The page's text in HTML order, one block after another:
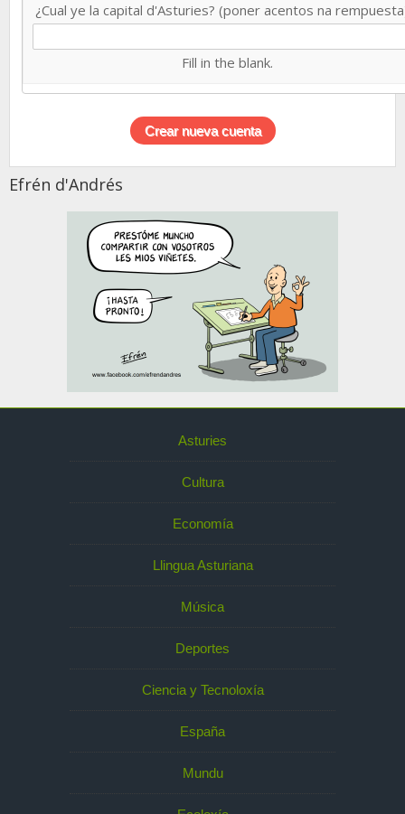
¿Cual ye la capital d'Asturies? (poner acentos na
Fill in the blank.
Efrén d'Andrés
Asturies
Cultura
Economía
Llingua Asturiana
Música
Deportes
Ciencia y Tecnoloxía
España
Mundu